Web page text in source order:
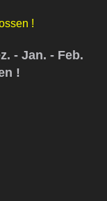
!
- Jan. - Feb.
!